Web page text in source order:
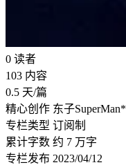
0 读者
103 内容
0.5 天/篇
精心创作 东子SuperMan*
专栏类型 订阅制
累计字数 约 7 万字
专栏发布 2023/04/12